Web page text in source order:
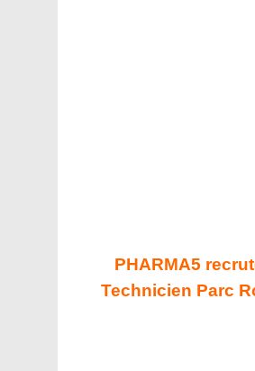
PHARMA5
Technicien Parc